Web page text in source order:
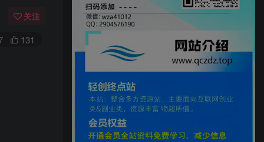
关注
131